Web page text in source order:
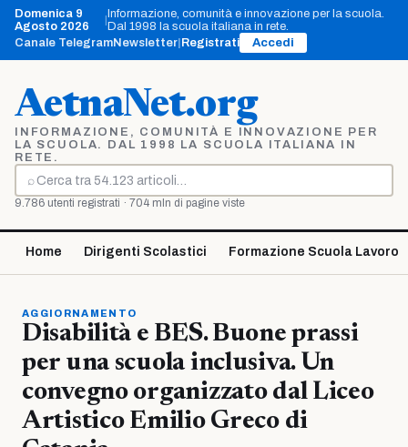
Vai
contenuto
Domenica 9
Agosto 2026
|Informazione, comunità e innovazione per la scuola.
Dal 1998 la scuola italiana in rete.
Canale TelegramNewsletter Registrati Accedi
AetnaNet.org
INFORMAZIONE, COMUNITÀ E INNOVAZIONE PER
LA SCUOLA. DAL 1998 LA SCUOLA ITALIANA IN
RETE.
⌕
Cerca
9.786 utenti registrati · 704 mln di pagine viste
Home Dirigenti Scolastici Formazione Scuola Lavoro
AGGIORNAMENTO
Disabilità e BES. Buone prassi
per una scuola inclusiva. Un
convegno organizzato dal Liceo
Artistico Emilio Greco di